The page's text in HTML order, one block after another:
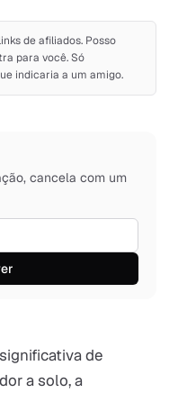
de afiliados. Posso
para você. Só
indicaria a um amigo.
cancela com um
de
a solo, a